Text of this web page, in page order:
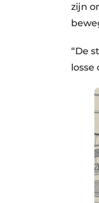
zijn
“De